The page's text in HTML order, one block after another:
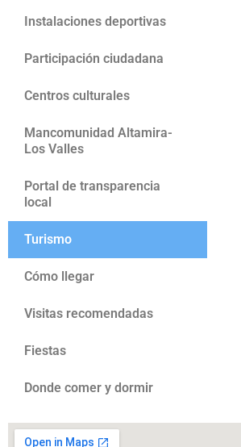
Instalaciones deportivas
Participación ciudadana
Centros culturales
Mancomunidad Altamira-
Los Valles
Portal de transparencia
local
Turismo
Cómo llegar
Visitas recomendadas
Fiestas
Donde comer y dormir